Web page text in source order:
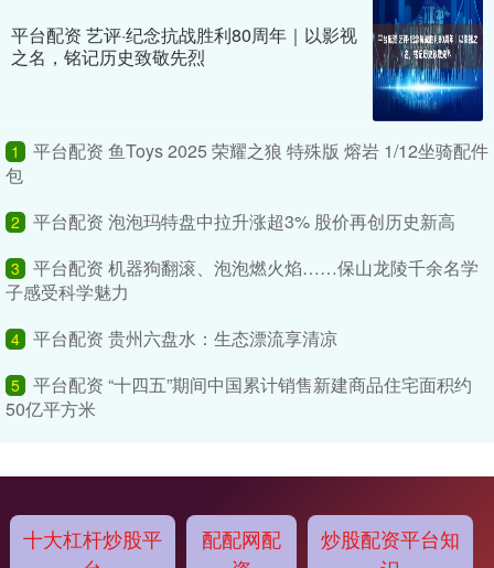
平台配资 艺评·纪念抗战胜利80周年｜以影视
之名，铭记历史致敬先烈
1
平台配资 鱼Toys 2025 荣耀之狼 特殊版 熔岩 1/12坐骑配件
包
2 平台配资 泡泡玛特盘中拉升涨超3% 股价再创历史新高
3
平台配资 机器狗翻滚、泡泡燃火焰……保山龙陵千余名学
子感受科学魅力
4 平台配资 贵州六盘水：生态漂流享清凉
5 平台配资 “十四五”期间中国累计销售新建商品住宅面积约
50亿平方米
十大杠杆炒股平
配配网配
炒股配资平台知